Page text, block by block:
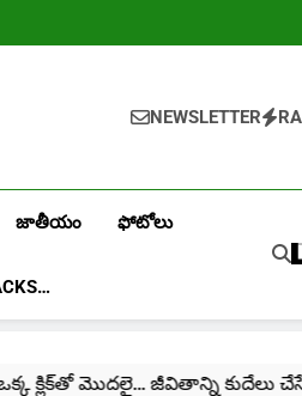
NEWSLETTER
జాతీయం ఫోటోలు
క్లిక్‌తో మొదలై… జీవితాన్ని కుదేలు చేసే